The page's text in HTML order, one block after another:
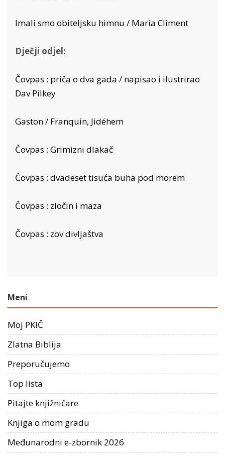
Imali smo obiteljsku himnu / Maria Climent
Dječji odjel:
Čovpas : priča o dva gada / napisao i ilustrirao
Dav Pilkey
Gaston / Franquin, Jidéhem
Čovpas : Grimizni dlakač
Čovpas : dvadeset tisuća buha pod morem
Čovpas : zločin i maza
Čovpas : zov divljaštva
Meni
Moj PKIČ
Zlatna Biblija
Preporučujemo
Top lista
Pitajte knjižničare
Knjiga o mom gradu
Međunarodni e-zbornik 2026